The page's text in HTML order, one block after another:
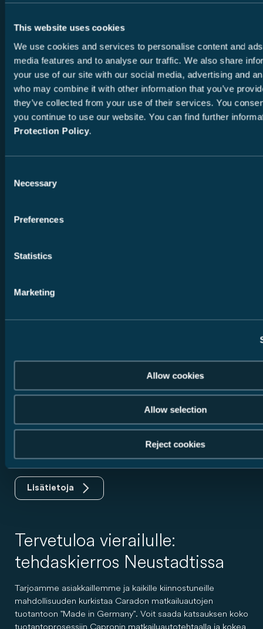
This website uses cookies
We use cookies and services to personalise content and
media features and to analyse our traffic. We also share
your use of our site with our social media, advertising and
who may combine it with other information that you’ve
they’ve collected from your use of their services. You
you continue to use our website. You can find further
Protection Policy.
Selection
Necessary
Preferences
Statistics
Marketing
Allow cookies
Allow selection
Reject cookies
sijaitseva moderni Capron-
tuotantolaitos takaa myös näinä
myrskyisinä aikoina korkean laadun ja
hyvän viimeistelyn, mitä ei tällä
hetkellä löydy kaikkialta alalta.
konsernia
henkeä. Erwin Hymer Group yhdistää saman katon alle
matkailu- ja retkeilyautojen sekä matkailuvaunujen
valmistajia, tarviketoimittajia sekä vuokra- ja
tarjoaa edullisia matkailu- ja retkeilyautoja sekä vaneja
parhalla mahdollisella hinta-laatusuhteella lähtötason
segmentissä.
Lisätietoja
Tervetuloa vierailulle:
tehdaskierros Neustadtissa
Tarjoamme asiakkaillemme ja kaikille kiinnostuneille
mahdollisuuden kurkistaa Caradon matkailuautojen
tuotantoon "Made in Germany". Voit saada katsauksen koko
tuotantoprosessiin Capronin matkailuautotehtaalla ja kokea